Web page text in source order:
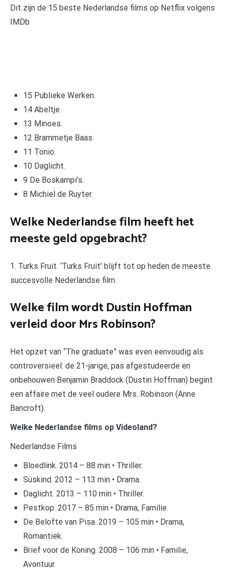
Dit zijn de 15 beste Nederlandse films op Netflix volgens
IMDb
15 Publieke Werken.
14 Abeltje.
13 Minoes.
12 Brammetje Baas.
11 Tonio.
10 Daglicht.
9 De Boskampi’s.
8 Michiel de Ruyter.
Welke Nederlandse film heeft het
meeste geld opgebracht?
1. Turks Fruit. ‘Turks Fruit’ blijft tot op heden de meeste
succesvolle Nederlandse film.
Welke film wordt Dustin Hoffman
verleid door Mrs Robinson?
Het opzet van “The graduate” was even eenvoudig als
controversieel: de 21-jarige, pas afgestudeerde en
onbehouwen Benjamin Braddock (Dustin Hoffman) begint
een affaire met de veel oudere Mrs. Robinson (Anne
Bancroft).
Welke Nederlandse films op Videoland?
Nederlandse Films
Bloedlink. 2014 – 88 min • Thriller.
Süskind. 2012 – 113 min • Drama.
Daglicht. 2013 – 110 min • Thriller.
Pestkop. 2017 – 85 min • Drama, Familie.
De Belofte van Pisa. 2019 – 105 min • Drama,
Romantiek.
Brief voor de Koning. 2008 – 106 min • Familie,
Avontuur.